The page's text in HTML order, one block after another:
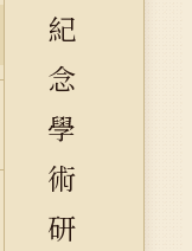
紀
念
學
術
研